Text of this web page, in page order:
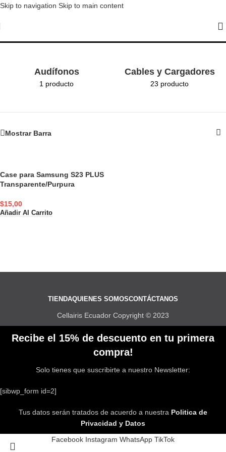
Skip to navigation Skip to main content
Audífonos
1 producto
Cables y Cargadores
23 producto
Mostrar Barra
Case para Samsung S23 PLUS
Transparente/Purpura
$15,00
Añadir Al Carrito
TIENDAQUIENES SOMOSCONTÁCTANOS
Cellairis Ecuador Copyright © 2023
Recibe el 15% de descuento en tu primera
compra!
Solo tienes que suscribirte a nuestro Newsletter:
[sibwp_form id=2]
Tus datos serán tratados de acuerdo a nuestra Politica de
Privacidad y Datos
Facebook Instagram WhatsApp TikTok